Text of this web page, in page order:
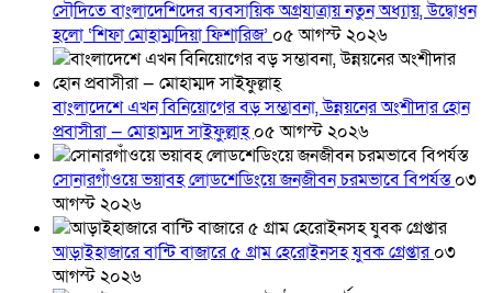
সৌদিতে বাংলাদেশিদের ব্যবসায়িক অগ্রযাত্রায় নতুন অধ্যায়, উদ্বোধন
হলো ‘শিফা মোহাম্মদিয়া ফিশারিজ’ ০৫ আগস্ট ২০২৬
বাংলাদেশে এখন বিনিয়োগের বড় সম্ভাবনা, উন্নয়নের অংশীদার হোন
প্রবাসীরা — মোহাম্মদ সাইফুল্লাহ্০৫ আগস্ট ২০২৬
সোনারগাঁওয়ে ভয়াবহ লোডশেডিংয়ে জনজীবন চরমভাবে বিপর্যস্ত০৩
আগস্ট ২০২৬
আড়াইহাজারে বান্টি বাজারে ৫ গ্রাম হেরোইনসহ যুবক গ্রেপ্তার০৩
আগস্ট ২০২৬